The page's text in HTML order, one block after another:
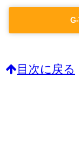
目次に戻る